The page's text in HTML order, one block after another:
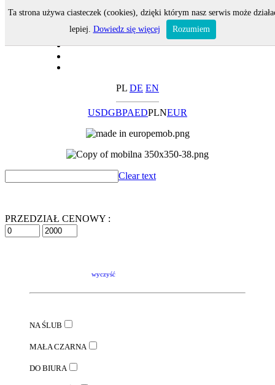
PL DE EN
USDGBPAEDPLNEUR
Clear text
PRZEDZIAŁ CENOWY :
wyczyść
NA ŚLUB
MAŁA CZARNA
DO BIURA
Ta strona używa ciasteczek (cookies), dzięki którym nasz serwis może
lepiej. Dowiedz się więcej Rozumiem